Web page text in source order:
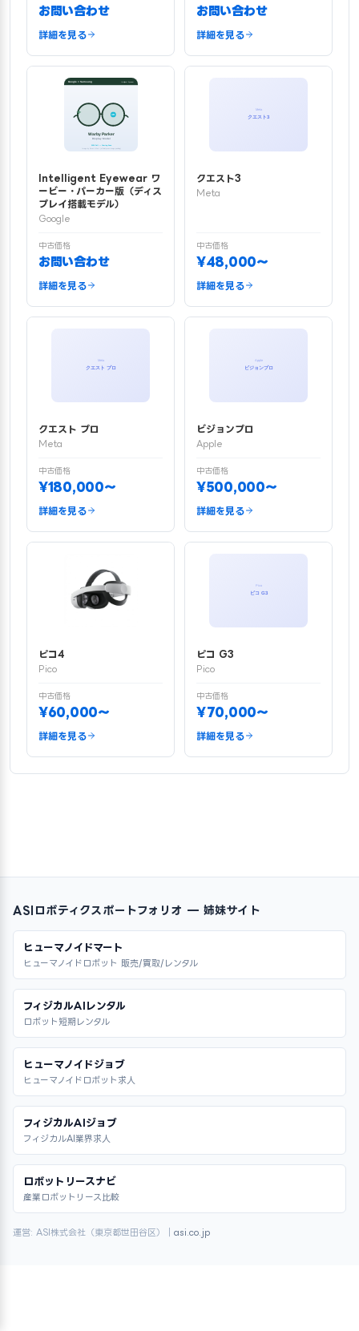
お問い合わせ
詳細を見る
お問い合わせ
詳細を見る
Intelligent Eyewear ワ
ービー・パーカー版（ディス
プレイ搭載モデル）
Google
中古価格
お問い合わせ
詳細を見る
クエスト3
Meta
中古価格
¥48,000〜
詳細を見る
クエスト プロ
Meta
中古価格
¥180,000〜
詳細を見る
ビジョンプロ
Apple
中古価格
¥500,000〜
詳細を見る
ピコ4
Pico
中古価格
¥60,000〜
詳細を見る
ピコ G3
Pico
中古価格
¥70,000〜
詳細を見る
ASIロボティクスポートフォリオ — 姉妹サイト
ヒューマノイドマート
ヒューマノイドロボット 販売/買取/レンタル
フィジカルAIレンタル
ロボット短期レンタル
ヒューマノイドジョブ
ヒューマノイドロボット求人
フィジカルAIジョブ
フィジカルAI業界求人
ロボットリースナビ
産業ロボットリース比較
運営: ASI株式会社（東京都世田谷区）｜ asi.co.jp